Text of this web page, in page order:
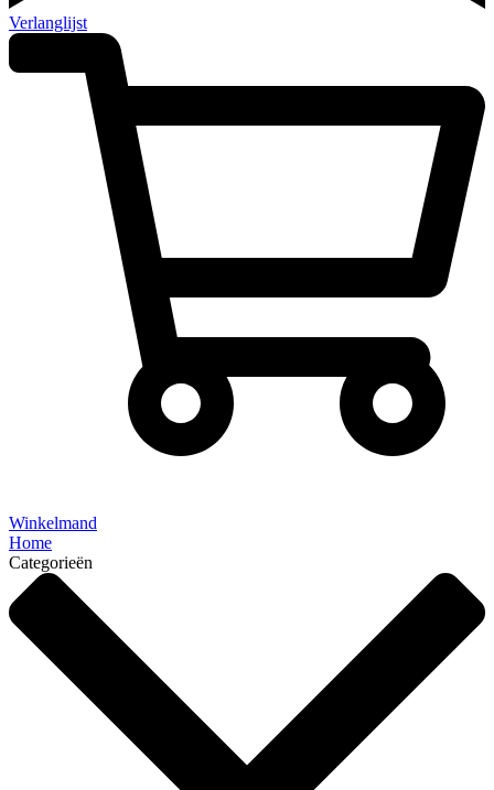
Verlanglijst
Winkelmand
Home
Categorieën